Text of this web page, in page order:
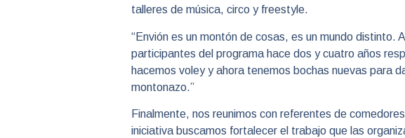
talleres de música, circo y freestyle.
“Envión es un montón de cosas, es un mundo distinto.
participantes del programa hace dos y cuatro años
hacemos voley y ahora tenemos bochas nuevas para
montonazo.”
Finalmente, nos reunimos con referentes de
iniciativa buscamos fortalecer el trabajo que las